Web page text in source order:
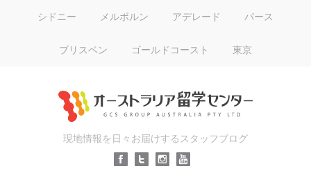
シドニー メルボルン アデレード パース
ブリスベン ゴールドコースト 東京
現地情報を日々お届けするスタッフブログ